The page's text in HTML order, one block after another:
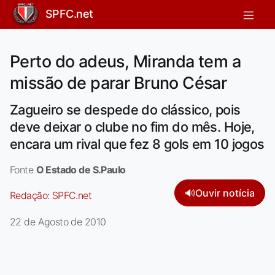
SPFC.net
Perto do adeus, Miranda tem a
missão de parar Bruno César
Zagueiro se despede do clássico, pois
deve deixar o clube no fim do mês. Hoje,
encara um rival que fez 8 gols em 10 jogos
Fonte O Estado de S.Paulo
Redação: SPFC.net 🔊Ouvir notícia
22 de Agosto de 2010